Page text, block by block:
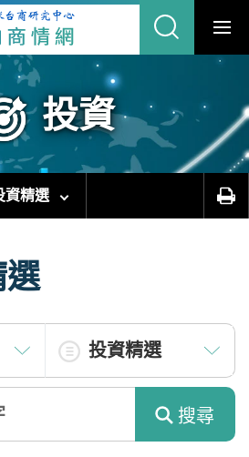
投資
資精選
選
搜尋